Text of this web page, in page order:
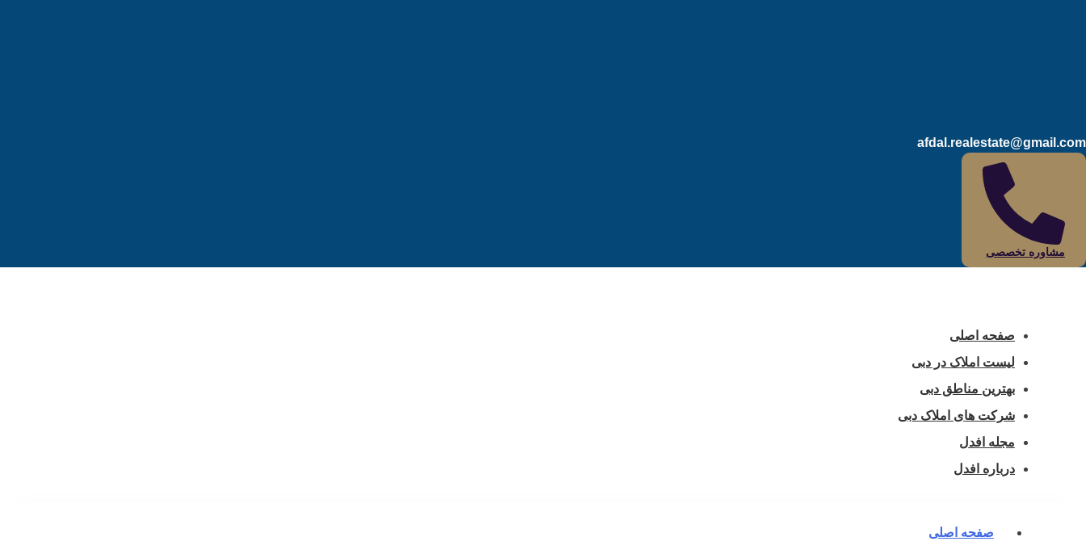
afdal.realestate@gmail.com
مشاوره تخصصی
صفحه اصلی
لیست املاک در دبی
بهترین مناطق دبی
شرکت های املاک دبی
مجله افدل
درباره افدل
صفحه اصلی